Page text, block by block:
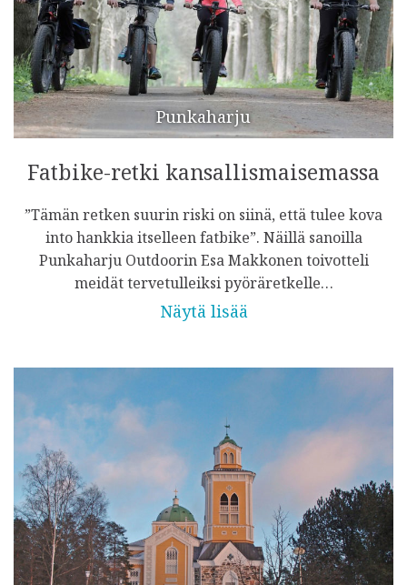
Punkaharju
Fatbike-retki kansallismaisemassa
”Tämän retken suurin riski on siinä, että tulee kova
into hankkia itselleen fatbike”. Näillä sanoilla
Punkaharju Outdoorin Esa Makkonen toivotteli
meidät tervetulleiksi pyöräretkelle…
Näytä lisää